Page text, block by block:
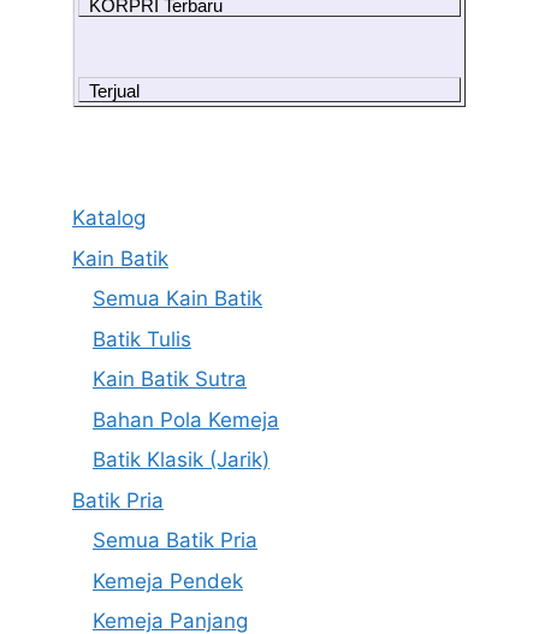
KORPRI Terbaru
Terjual
Katalog
Kain Batik
Semua Kain Batik
Batik Tulis
Kain Batik Sutra
Bahan Pola Kemeja
Batik Klasik (Jarik)
Batik Pria
Semua Batik Pria
Kemeja Pendek
Kemeja Panjang